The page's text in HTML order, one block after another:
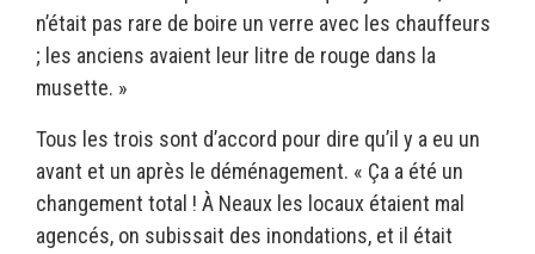
n’était pas rare de boire un verre avec les chauffeurs
; les anciens avaient leur litre de rouge dans la
musette. »
Tous les trois sont d’accord pour dire qu’il y a eu un
avant et un après le déménagement. « Ça a été un
changement total ! À Neaux les locaux étaient mal
agencés, on subissait des inondations, et il était